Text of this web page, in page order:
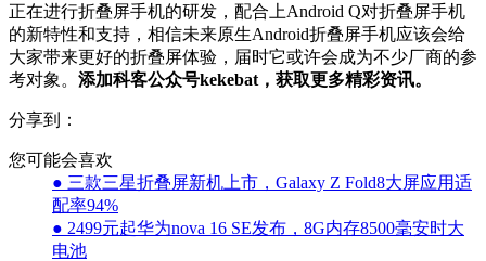
正在进行折叠屏手机的研发，配合上Android Q对折叠屏手机
的新特性和支持，相信未来原生Android折叠屏手机应该会给
大家带来更好的折叠屏体验，届时它或许会成为不少厂商的参
考对象。 添加科客公众号kekebat，获取更多精彩资讯。
分享到：
您可能会喜欢
● 三款三星折叠屏新机上市，Galaxy Z Fold8大屏应用适
配率94%
● 2499元起华为nova 16 SE发布，8G内存8500毫安时大
电池